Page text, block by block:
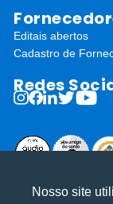
Editais abertos
Cadastro de
Redes
ⓒ Todos os direitos
Nosso site